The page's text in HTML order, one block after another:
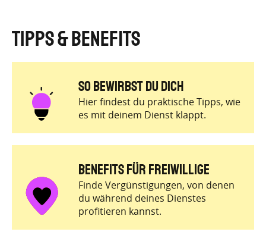
Tipps & Benefits
So Bewirbst du dich
Hier findest du praktische Tipps, wie
es mit deinem Dienst klappt.
BENEFITS für Freiwillige
Finde Vergünstigungen, von denen
du während deines Dienstes
profitieren kannst.